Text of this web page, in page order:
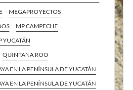
MEGAPROYECTOS
MP CAMPECHE
YUCATÁN
QUINTANA ROO
EN LA PENÍNSULA DE YUCATÁN
EN LA PENÍNSULA DE YUCATÁN